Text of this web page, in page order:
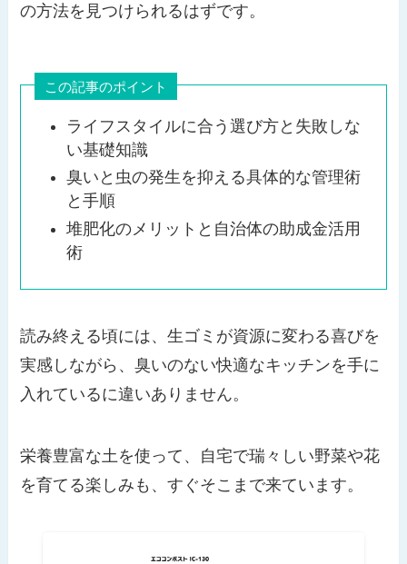
の方法を見つけられるはずです。
この記事のポイント
ライフスタイルに合う選び方と失敗しな
い基礎知識
臭いと虫の発生を抑える具体的な管理術
と手順
堆肥化のメリットと自治体の助成金活用
術
読み終える頃には、生ゴミが資源に変わる喜びを
実感しながら、臭いのない快適なキッチンを手に
入れているに違いありません。
栄養豊富な土を使って、自宅で瑞々しい野菜や花
を育てる楽しみも、すぐそこまで来ています。